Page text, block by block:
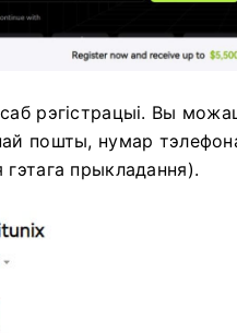
рэгістрацыі. Вы
пошты, нумар
прыкладання).